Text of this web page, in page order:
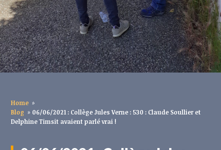
Home »
Blog » 06/06/2021 : Collège Jules Verne : 530 : Claude Soullier et
Delphine Timsit avaient parlé vrai !